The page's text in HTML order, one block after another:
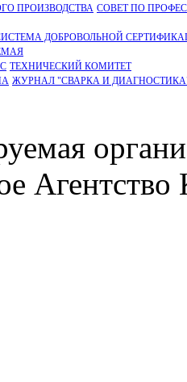
ПРОИЗВОДСТВА СОВЕТ ПО
ДОБРОВОЛЬНОЙ
ТЕХНИЧЕСКИЙ КОМИТЕТ
ЖУРНАЛ "СВАРКА И
Агентство